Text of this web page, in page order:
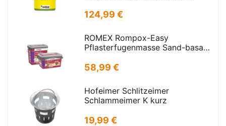
124,99 €
ROMEX Rompox-Easy
Pflasterfugenmasse Sand-basalt
58,99 €
Hofeimer Schlitzeimer
Schlammeimer K kurz
19,99 €